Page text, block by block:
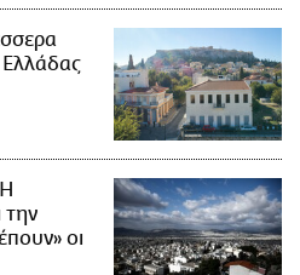
Ελλάδας
την
οι